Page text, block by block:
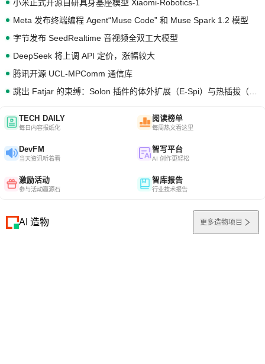
小米正式开源自研具身基座模型 Xiaomi-Robotics-1
Meta 发布终端编程 Agent“Muse Code” 和 Muse Spark 1.2 模型
字节发布 SeedRealtime 音视频全双工大模型
DeepSeek 将上调 API 定价，涨幅较大
腾讯开源 UCL-MPComm 通信库
TECH DAILY
每日内容报纸化
阅读榜单
每周热文看这里
DevFM
当天资讯听着看
智写平台
AI 创作更轻松
激励活动
参与活动赢源石
智库报告
行业技术报告
AI 造物 更多造物项目